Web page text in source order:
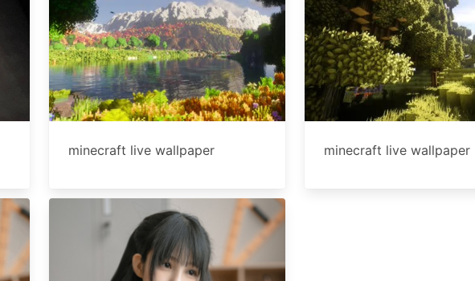
minecraft live wallpaper minecraft live wallpaper